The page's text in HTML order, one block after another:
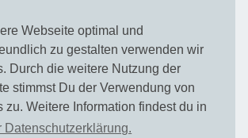
Webseite optimal und
zu gestalten verwenden wir
Durch die weitere Nutzung der
stimmst Du der Verwendung von
zu. Weitere Information findest du in
Datenschutzerklärung.